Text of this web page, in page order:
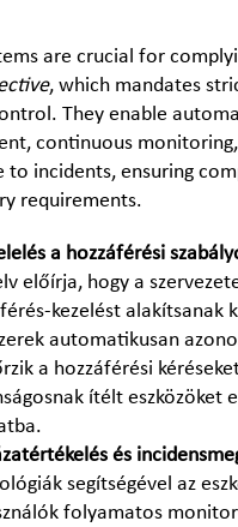
are crucial for
, which mandates
They enable
continuous
to incidents, ensuring
requirements.
a hozzáférési
előírja, hogy a
kezelést alakítsanak
automatikusan
a hozzáférési
ítélt eszközöket
és
segítségével az
folyamatos